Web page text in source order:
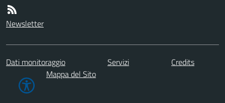
Newsletter
Dati monitoraggio Servizi
Credits
Mappa del Sito